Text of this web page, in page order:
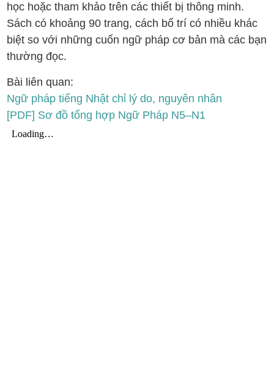
học hoặc tham khảo trên các thiết bị thông minh.
Sách có khoảng 90 trang, cách bố trí có nhiều khác
biệt so với những cuốn ngữ pháp cơ bản mà các bạn
thường đọc.
Bài liên quan:
Ngữ pháp tiếng Nhật chỉ lý do, nguyên nhân
[PDF] Sơ đồ tổng hợp Ngữ Pháp N5–N1